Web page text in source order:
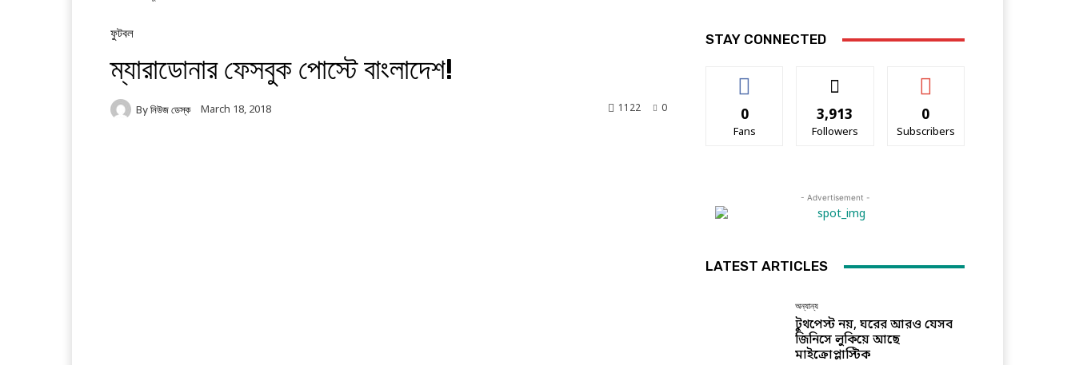
ফুটবল
ম্যারাডোনার ফেসবুক পোস্টে বাংলাদেশ!
By নিউজ ডেস্ক March 18, 2018 0
1122
STAY CONNECTED
0
Fans
3,913
Followers
0
Subscribers
- Advertisement -
LATEST ARTICLES
অন্যান্য
টুথপেস্ট নয়, ঘরের আরও যেসব
জিনিসে লুকিয়ে আছে
মাইক্রোপ্লাস্টিক